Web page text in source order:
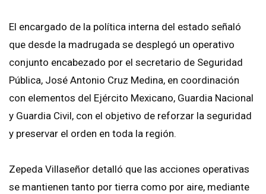
El encargado de la política interna del estado señaló
que desde la madrugada se desplegó un operativo
conjunto encabezado por el secretario de Seguridad
Pública, José Antonio Cruz Medina, en coordinación
con elementos del Ejército Mexicano, Guardia Nacional
y Guardia Civil, con el objetivo de reforzar la seguridad
y preservar el orden en toda la región.
Zepeda Villaseñor detalló que las acciones operativas
se mantienen tanto por tierra como por aire, mediante